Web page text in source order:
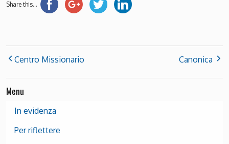
Share this...
Centro Missionario Canonica
Menu
In evidenza
Per riflettere